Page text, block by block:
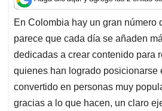
t
s
A
p
p
e
b
o
o
k
k
e
d
I
n
i
l
e
a
d
s
En Colombia hay un gran número
parece que cada día se añaden
dedicadas a crear contenido para
quienes han logrado posicionarse
convertido en personas muy
gracias a lo que hacen, un claro